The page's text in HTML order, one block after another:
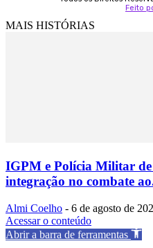
Feito
MAIS HISTÓRIAS
IGPM e Polícia Militar
integração no combate
Almi Coelho - 6 de agosto de
Acessar o conteúdo
Abrir a barra de ferramentas